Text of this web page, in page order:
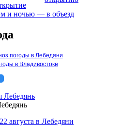
и ночью — в объезд
погоды в Лебедяни
в Владивостоке